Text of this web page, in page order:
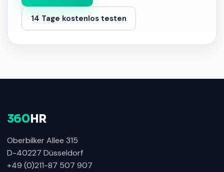
14 Tage kostenlos testen
360 HR
Oberbilker Allee 315
D-40227 Düsseldorf
+49 (0)211-87 507 907